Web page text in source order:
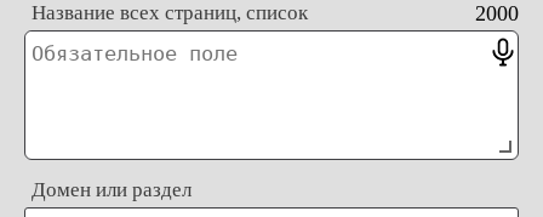
Название всех страниц, список 2000
Домен или раздел